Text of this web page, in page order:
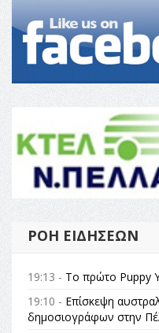
ΡΟΉ ΕΙΔΉΣΕΩΝ
19:13 - Το πρώτο Puppy
19:10 - Επίσκεψη
δημοσιογράφων στην